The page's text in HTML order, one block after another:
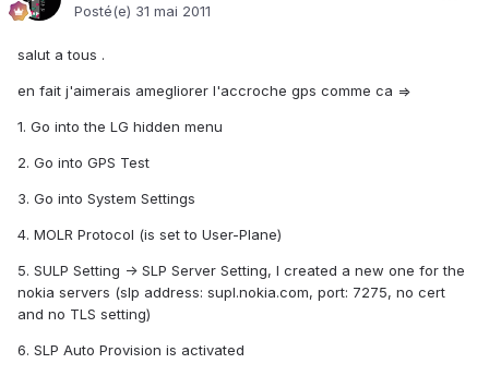
Posté(e) 31 mai 2011
salut a tous .
en fait j'aimerais amegliorer l'accroche gps comme ca =>
1. Go into the LG hidden menu
2. Go into GPS Test
3. Go into System Settings
4. MOLR Protocol (is set to User-Plane)
5. SULP Setting -> SLP Server Setting, I created a new one for the
nokia servers (slp address: supl.nokia.com, port: 7275, no cert
and no TLS setting)
6. SLP Auto Provision is activated